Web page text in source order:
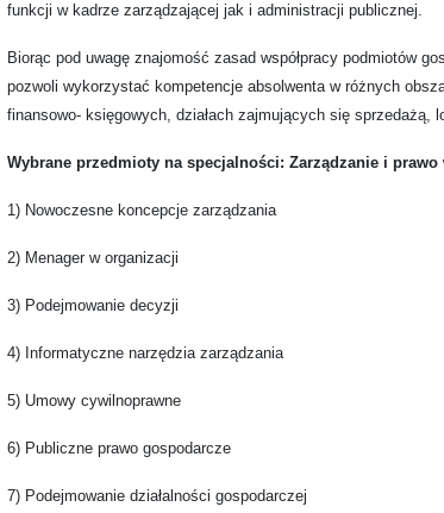
funkcji w kadrze zarządzającej jak i administracji publicznej.
Biorąc pod uwagę znajomość zasad współpracy podmiotów
pozwoli wykorzystać kompetencje absolwenta w różnych
finansowo- księgowych, działach zajmujących się sprzedażą,
Wybrane przedmioty na specjalności: Zarządzanie i prawo
1) Nowoczesne koncepcje zarządzania
2) Menager w organizacji
3) Podejmowanie decyzji
4) Informatyczne narzędzia zarządzania
5) Umowy cywilnoprawne
6) Publiczne prawo gospodarcze
7) Podejmowanie działalności gospodarczej